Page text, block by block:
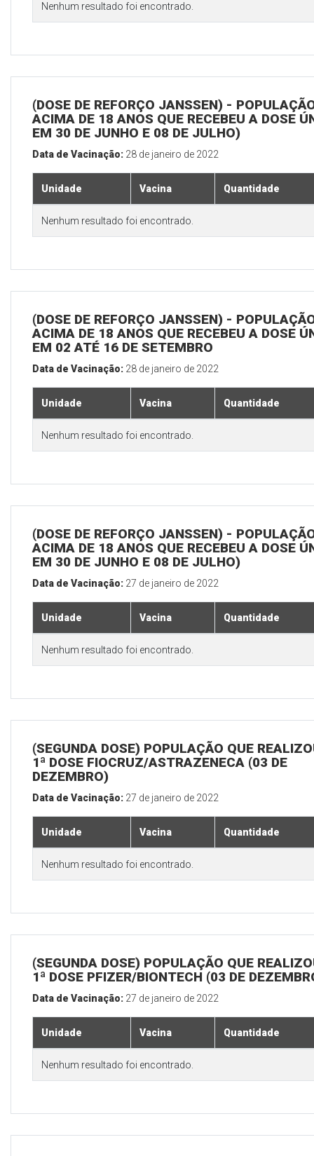
Nenhum resultado foi encontrado.
(DOSE DE REFORÇO JANSSEN) -
ACIMA DE 18 ANOS QUE RECEBEU A DOSE
EM 30 DE JUNHO E 08 DE JULHO)
Data de Vacinação: 28 de janeiro de 2022
Unidade Vacina Quantidade
Nenhum resultado foi encontrado.
(DOSE DE REFORÇO JANSSEN) -
ACIMA DE 18 ANOS QUE RECEBEU A DOSE
EM 02 ATÉ 16 DE SETEMBRO
Data de Vacinação: 28 de janeiro de 2022
Unidade Vacina Quantidade
Nenhum resultado foi encontrado.
(DOSE DE REFORÇO JANSSEN) -
ACIMA DE 18 ANOS QUE RECEBEU A DOSE
EM 30 DE JUNHO E 08 DE JULHO)
Data de Vacinação: 27 de janeiro de 2022
Unidade Vacina Quantidade
Nenhum resultado foi encontrado.
(SEGUNDA DOSE) POPULAÇÃO QUE
1ª DOSE FIOCRUZ/ASTRAZENECA (03 DE
DEZEMBRO)
Data de Vacinação: 27 de janeiro de 2022
Unidade Vacina Quantidade
Nenhum resultado foi encontrado.
(SEGUNDA DOSE) POPULAÇÃO QUE
1ª DOSE PFIZER/BIONTECH (03 DE
Data de Vacinação: 27 de janeiro de 2022
Unidade Vacina Quantidade
Nenhum resultado foi encontrado.